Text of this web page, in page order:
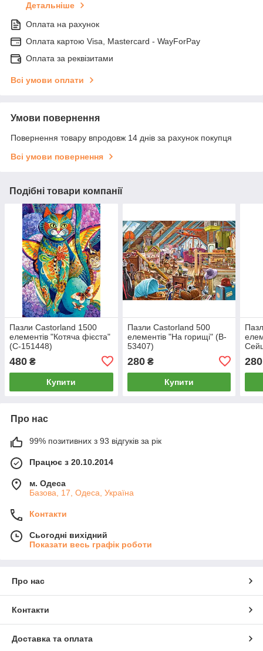
Детальніше
Оплата на рахунок
Оплата картою Visa, Mastercard - WayForPay
Оплата за реквізитами
Всі умови оплати
Умови повернення
Повернення товару впродовж 14 днів за рахунок покупця
Всі умови повернення
Подібні товари компанії
Пазли Castorland 1500
елементів "Котяча фієста"
(C-151448)
480 ₴
Купити
Пазли Castorland 500
елементів "На горищі" (B-
53407)
280₴
Купити
280
Про нас
99% позитивних з 93 відгуків за рік
Працює з 20.10.2014
м. Одеса
Базова, 17, Одеса, Україна
Контакти
Сьогодні вихідний
Показати весь графік роботи
Про нас
Контакти
Доставка та оплата